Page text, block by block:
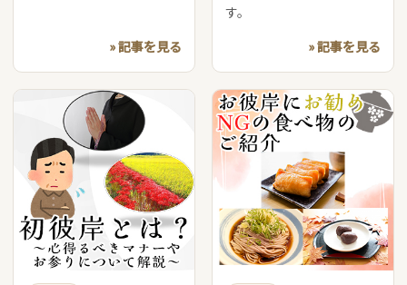
» 記事を見る
す。
» 記事を見る